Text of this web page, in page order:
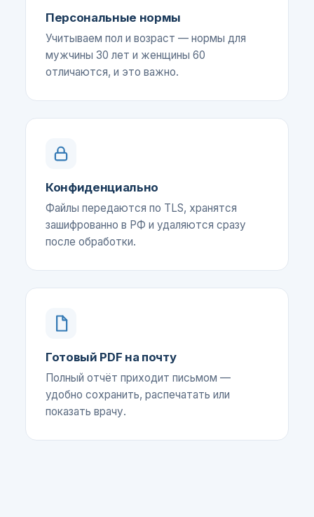
Персональные нормы
Учитываем пол и возраст — нормы для
мужчины 30 лет и женщины 60
отличаются, и это важно.
Конфиденциально
Файлы передаются по TLS, хранятся
зашифрованно в РФ и удаляются сразу
после обработки.
Готовый PDF на почту
Полный отчёт приходит письмом —
удобно сохранить, распечатать или
показать врачу.